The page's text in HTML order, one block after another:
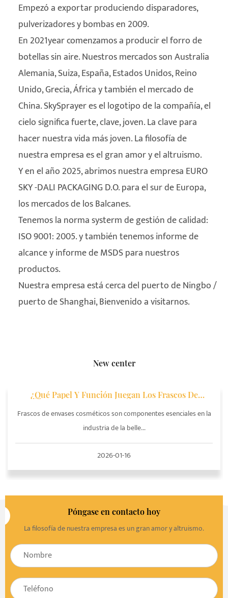
Empezó a exportar produciendo disparadores,
pulverizadores y bombas en 2009.
En 2021year comenzamos a producir el forro de
botellas sin aire. Nuestros mercados son Australia
Alemania, Suiza, España, Estados Unidos, Reino
Unido, Grecia, África y también el mercado de
China. SkySprayer es el logotipo de la compañía, el
cielo significa fuerte, clave, joven. La clave para
hacer nuestra vida más joven. La filosofía de
nuestra empresa es el gran amor y el altruismo.
Y en el año 2025, abrimos nuestra empresa EURO
SKY -DALI PACKAGING D.O. para el sur de Europa,
los mercados de los Balcanes.
Tenemos la norma systerm de gestión de calidad:
ISO 9001: 2005. y también tenemos informe de
alcance y informe de MSDS para nuestros
productos.
Nuestra empresa está cerca del puerto de Ningbo /
puerto de Shanghai, Bienvenido a visitarnos.
New center
¿Qué Papel Y Función Juegan Los Frascos De
Cosméticos?
Frascos de envases cosméticos son componentes esenciales en la
industria de la belle...
2026-01-16
Póngase en contacto hoy
La filosofía de nuestra empresa es un gran amor y altruismo.